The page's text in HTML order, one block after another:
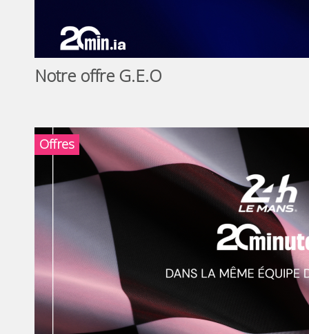
Notre offre G.E.O
Offres